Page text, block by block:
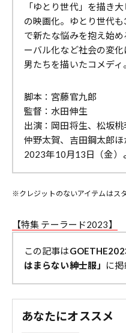
「ゆとり世代」を描き
の映画化。ゆとり世代
で新たな悩みを抱え始
ーバル化など社会の変
男たちを描いたコメディ
脚本：宮藤官九郎
監督：水田伸生
出演：岡田将生、松坂桃
仲野太賀、吉田鋼太郎ほ
2023年10月13日（金）
※クレジットのないアイテムはス
【特集 テーラード2023】
この記事は
はまらない紳士服」
に掲
あなたにオススメ